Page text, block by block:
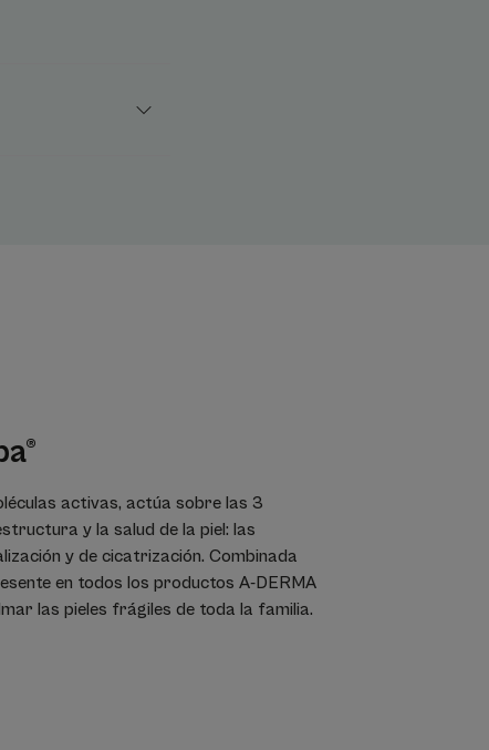
activas, actúa sobre las 3
y la salud de la piel: las
y de cicatrización. Combinada
en todos los productos A-DERMA
las pieles frágiles de toda la familia.